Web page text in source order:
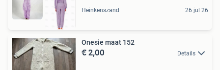
Heinkenszand 26 jul 26
Onesie maat 152
€ 2,00 Details